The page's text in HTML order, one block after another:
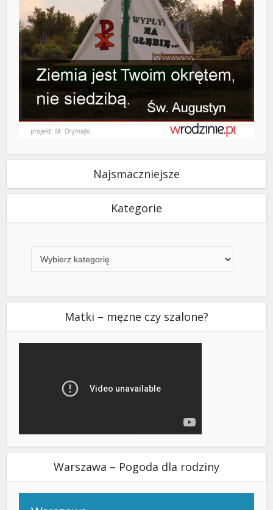
Najsmaczniejsze
Kategorie
Matki – męzne czy szalone?
Warszawa – Pogoda dla rodziny